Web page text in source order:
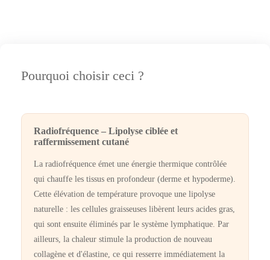
Pourquoi choisir ceci ?
Radiofréquence – Lipolyse ciblée et
raffermissement cutané
La radiofréquence émet une énergie thermique contrôlée
qui chauffe les tissus en profondeur (derme et hypoderme).
Cette élévation de température provoque une lipolyse
naturelle : les cellules graisseuses libèrent leurs acides gras,
qui sont ensuite éliminés par le système lymphatique. Par
ailleurs, la chaleur stimule la production de nouveau
collagène et d'élastine, ce qui resserre immédiatement la